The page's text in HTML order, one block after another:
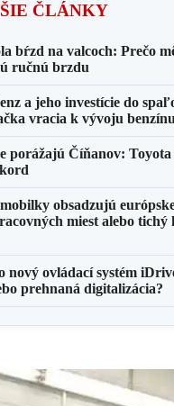
ČLÁNKY
bŕzd na valcoch: Prečo
ručnú brzdu
a jeho investície do
vracia k vývoju benzínu
porážajú Číňanov:
obsadzujú
miest alebo tichý
nový ovládací systém
prehnaná digitalizácia?